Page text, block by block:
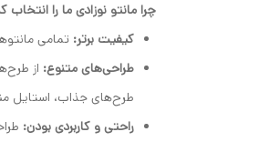
چرا مانتو نوزادی ما را انتخاب
کیفیت برتر: تمامی
طراحی‌های متنوع: از
طرح‌های جذاب، استایل
راحتی و کاربردی بودن: